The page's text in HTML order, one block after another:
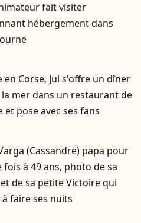
fait visiter
hébergement dans
en Corse, Jul s'offre un dîner
mer dans un restaurant de
et pose avec ses fans
(Cassandre) papa pour
fois à 49 ans, photo de sa
de sa petite Victoire qui
faire ses nuits